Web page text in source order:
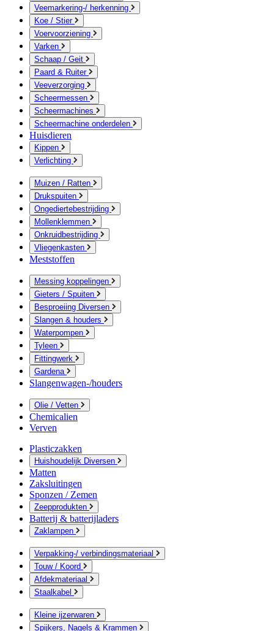
Veemarkering-/ herkenning
Koe / Stier
Voervoorziening
Varken
Schaap / Geit
Paard & Ruiter
Veeverzorging
Scheermessen
Scheermachines
Scheermachine onderdelen
Huisdieren
Kippen
Verlichting
Muizen / Ratten
Drukspuiten
Ongediertebestrijding
Mollenklemmen
Onkruidbestrijding
Vliegenkasten
Meststoffen
Messing koppelingen
Gieters / Spuiten
Besproeiing Diversen
Slangen & houders
Waterpompen
Tyleen
Fittingwerk
Gardena
Slangenwagen-/houders
Olie / Vetten
Chemicalien
Verven
Plasticzakken
Huishoudelijk Diversen
Matten
Zaksluitingen
Sponzen / Zemen
Zeepprodukten
Batterij & batterijladers
Zaklampen
Verpakking-/ verbindingsmateriaal
Touw / Koord
Afdekmateriaal
Staalkabel
Kleine ijzerwaren
Spijkers, Nagels & Krammen